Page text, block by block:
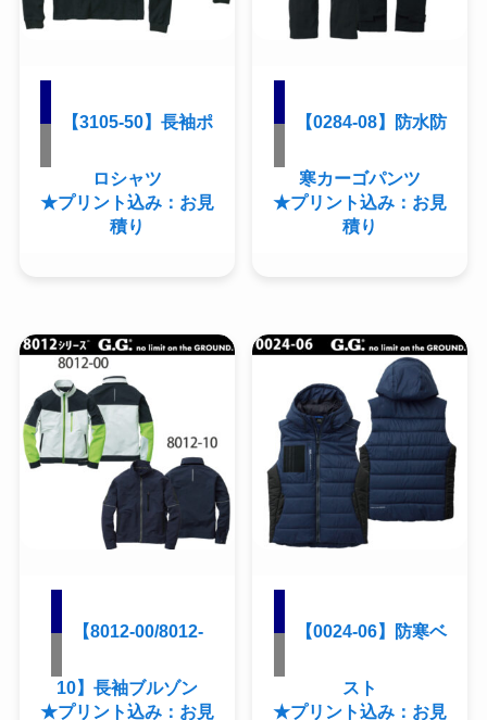
【3105-50】長袖ポ
ロシャツ
★プリント込み：お見
積り
【0284-08】防水防
寒カーゴパンツ
★プリント込み：お見
積り
【8012-00/8012-
10】長袖ブルゾン
★プリント込み：お見
【0024-06】防寒ベ
スト
★プリント込み：お見